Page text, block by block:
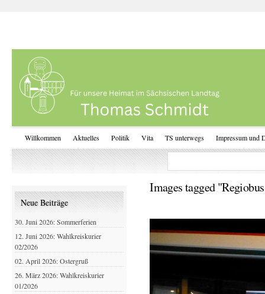
Willkommen Aktuelles Politik Vita TS unterwegs Impressum und
Images tagged
Neue Beiträge
30. Juni 2026: Sommerferien
12. Juni 2026: Wahlkreiskurier
02/2026
02. April 2026: Ostergruß
26. März 2026: Wahlkreiskurier
01/2026